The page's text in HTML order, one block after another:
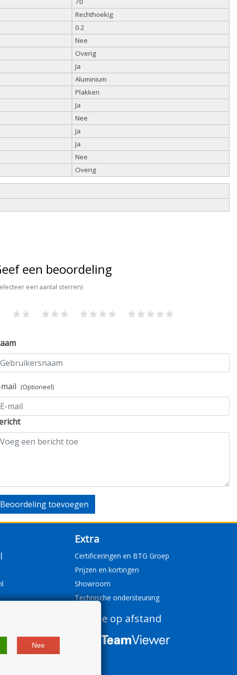
Rechthoekig
0.2
Nee
Overig
Ja
Aluminium
Plakken
Ja
Nee
Ja
Ja
Nee
Overig
een beoordeling
een aantal sterren)
(Optioneel)
Beoordeling toevoegen
Extra
Certificeringen en BTG Groep
Prijzen en kortingen
Showroom
Technische ondersteuning
Service op afstand
Nee